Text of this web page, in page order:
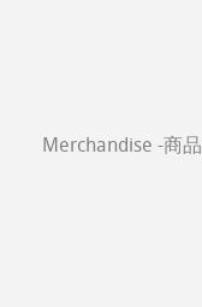
Merchandise -商品